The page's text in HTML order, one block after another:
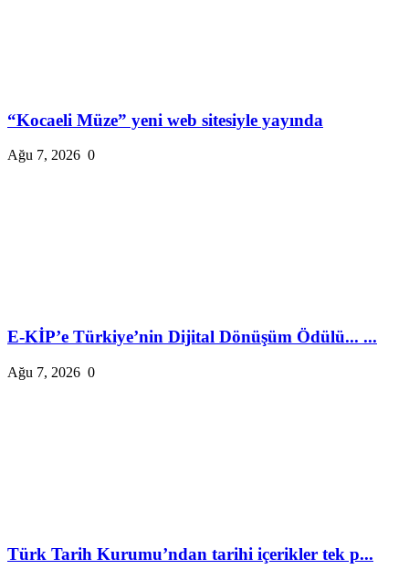
“Kocaeli Müze” yeni web sitesiyle yayında
Ağu 7, 2026 0
E-KİP’e Türkiye’nin Dijital Dönüşüm Ödülü... ...
Ağu 7, 2026 0
Türk Tarih Kurumu’ndan tarihi içerikler tek p...